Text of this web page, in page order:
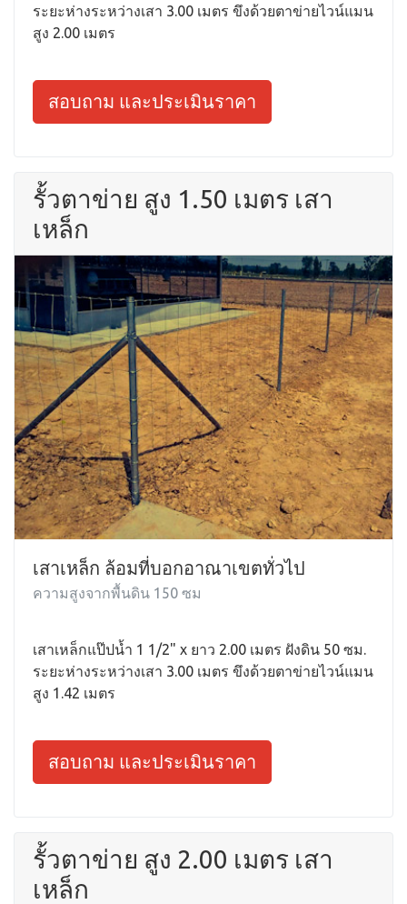
ระยะห่างระหว่างเสา 3.00 เมตร ขึงด้วยตาข่ายไวน์แมน
สูง 2.00 เมตร
สอบถาม และประเมินราคา
รั้วตาข่าย สูง 1.50 เมตร เสา
เหล็ก
เสาเหล็ก ล้อมที่บอกอาณาเขตทั่วไป
ความสูงจากพื้นดิน 150 ซม
เสาเหล็กแป๊ปน้ำ 1 1/2" x ยาว 2.00 เมตร ฝังดิน 50 ซม.
ระยะห่างระหว่างเสา 3.00 เมตร ขึงด้วยตาข่ายไวน์แมน
สูง 1.42 เมตร
สอบถาม และประเมินราคา
รั้วตาข่าย สูง 2.00 เมตร เสา
เหล็ก